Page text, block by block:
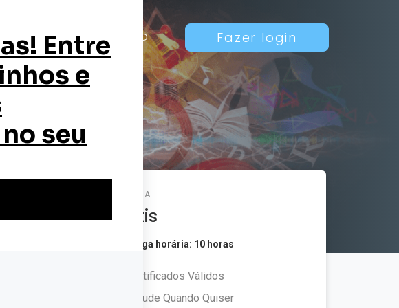
Blog Contato Fazer login
MATRÍCULA
Grátis
Carga horária: 10 horas
Certificados Válidos
Estude Quando Quiser